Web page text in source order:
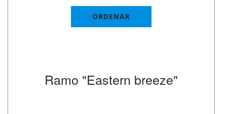
ORDENAR
Ramo "Eastern breeze"